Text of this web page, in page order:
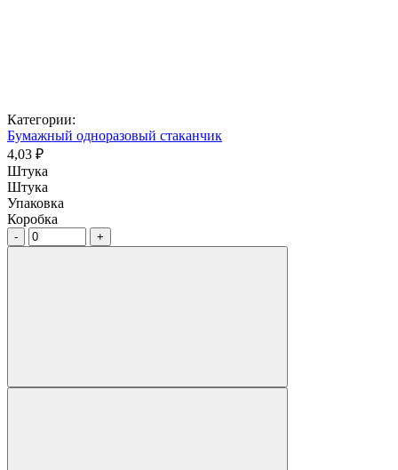
Категории:
Бумажный одноразовый стаканчик
4,03 ₽
Штука
Штука
Упаковка
Коробка